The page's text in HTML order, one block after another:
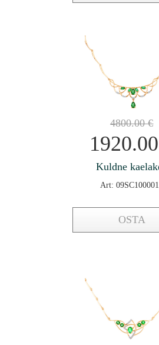
4800.00€
1920.00
Kuldne
Art:
OSTA